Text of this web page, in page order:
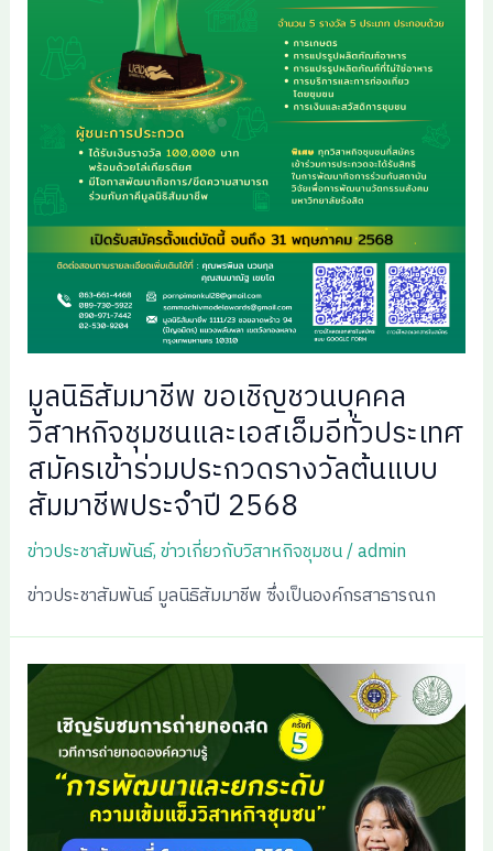
มูลนิธิสัมมาชีพ ขอเชิญชวนบุคคล
วิสาหกิจชุมชนและเอสเอ็มอีทั่วประเทศ
สมัครเข้าร่วมประกวดรางวัลต้นแบบ
สัมมาชีพประจำปี 2568
ข่าวประชาสัมพันธ์,ข่าวเกี่ยวกับวิสาหกิจชุมชน/admin
ข่าวประชาสัมพันธ์ มูลนิธิสัมมาชีพ ซึ่งเป็นองค์กรสาธารณก